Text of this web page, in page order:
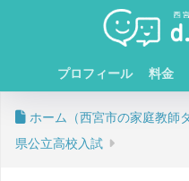
プロフィール 料金
ホーム
県公立高校入試